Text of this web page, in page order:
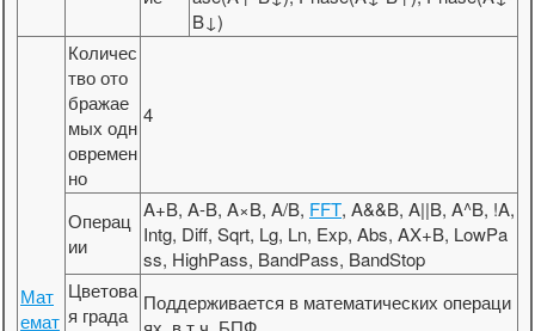
B↓)
Мат
емат
Количес
тво ото
бражае
мых одн
овремен
но
4
Операц
ии
A+B, A-B, A×B, A/B, FFT, A&&B, A||B, A^B, !A,
Intg, Diff, Sqrt, Lg, Ln, Exp, Abs, AX+B, LowPa
ss, HighPass, BandPass, BandStop
Цветова
я града
Поддерживается в математических операци